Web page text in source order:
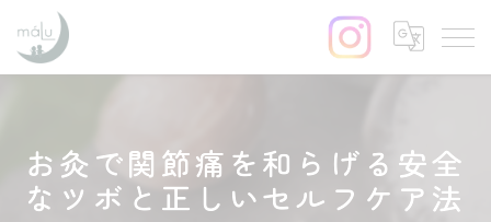
お灸で関節痛を和らげる安全
なツボと正しいセルフケア法